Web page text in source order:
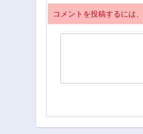
コメントを投稿するには、